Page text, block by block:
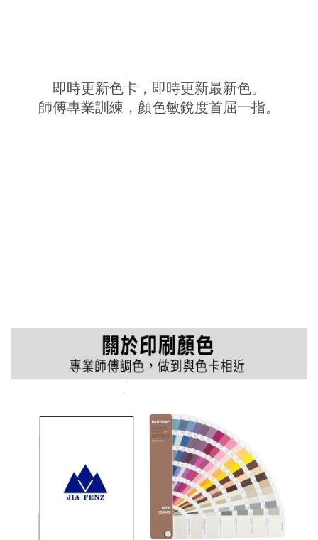
即時更新色卡，即時更新最新色。
師傅專業訓練，顏色敏銳度首屈一指。